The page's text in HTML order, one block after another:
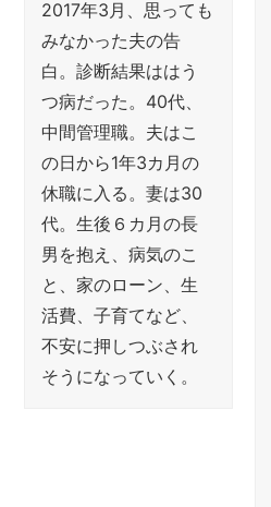
2017年3月、思っても
みなかった夫の告
白。診断結果ははう
つ病だった。40代、
中間管理職。夫はこ
の日から1年3カ月の
休職に入る。妻は30
代。生後６カ月の長
男を抱え、病気のこ
と、家のローン、生
活費、子育てなど、
不安に押しつぶされ
そうになっていく。